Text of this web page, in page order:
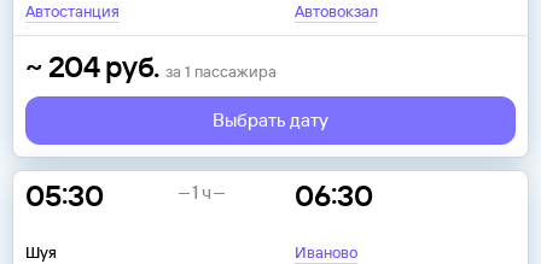
Автостанция
Автовокзал
~ 204 руб. за 1 пассажира
Выбрать дату
05:30
Шуя
06:30
Иваново
1 ч